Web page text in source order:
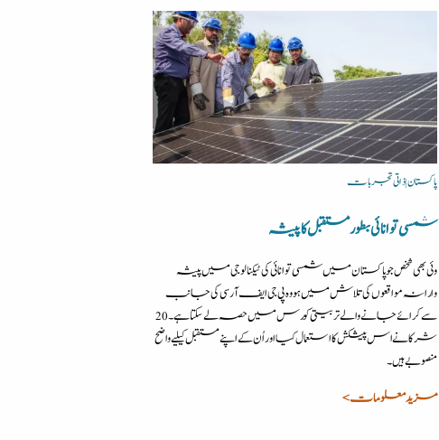
پاکستان | ذاتی تجربات
شمسی توانائی بطور مستقبل کا پیشہ
وئی بھی شخص جو پاکستان میں شمسی توانائی کی ٹیکنالوجی میں پیشہ
وارانہ مواقعوں کی تلاش میں ہو وہ پی جی ایف آر سی کی جانب
سے کرائے جانے والے تربیتی کورس میں حصہ لے سکتا ہے۔ 20
شرکا نے اس پیشکش کا استعمال کیا اور اُن کے اپنے مستقبل کیلیے واضح
منصوبے ہیں۔
مزید معلومات >